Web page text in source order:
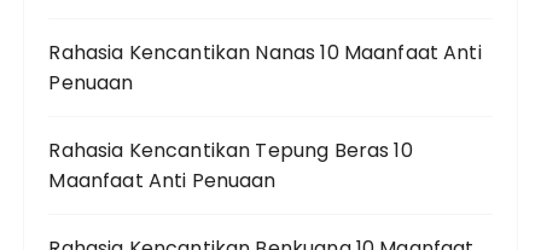
Rahasia Kencantikan Nanas 10 Maanfaat Anti
Penuaan
Rahasia Kencantikan Tepung Beras 10
Maanfaat Anti Penuaan